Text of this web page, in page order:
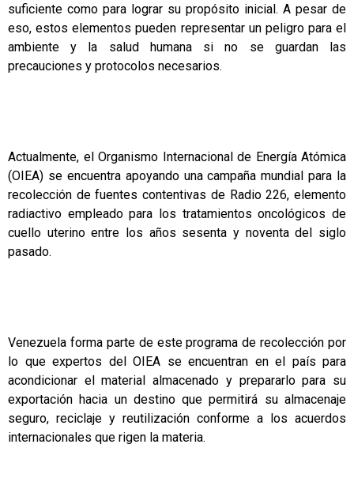
suficiente como para lograr su propósito inicial. A pesar de
eso, estos elementos pueden representar un peligro para el
ambiente y la salud humana si no se guardan las
precauciones y protocolos necesarios.
Actualmente, el Organismo Internacional de Energía Atómica
(OIEA) se encuentra apoyando una campaña mundial para la
recolección de fuentes contentivas de Radio 226, elemento
radiactivo empleado para los tratamientos oncológicos de
cuello uterino entre los años sesenta y noventa del siglo
pasado.
Venezuela forma parte de este programa de recolección por
lo que expertos del OIEA se encuentran en el país para
acondicionar el material almacenado y prepararlo para su
exportación hacia un destino que permitirá su almacenaje
seguro, reciclaje y reutilización conforme a los acuerdos
internacionales que rigen la materia.